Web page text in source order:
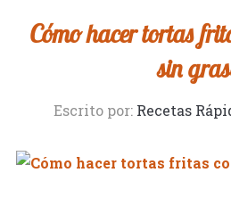
Cómo hacer tortas
sin
Escrito por: Recetas